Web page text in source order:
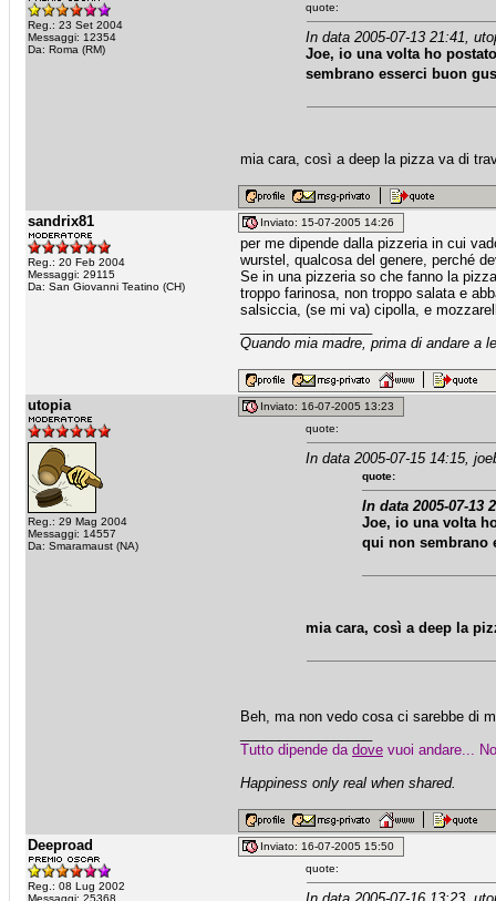
Reg.: 23 Set 2004
Messaggi: 12354
Da: Roma (RM)
quote:
In data 2005-07-13 21:41,
Joe, io una volta ho
sembrano esserci buon
mia cara, così a deep la pizza va di
sandrix81
Reg.: 20 Feb 2004
Messaggi: 29115
Da: San Giovanni Teatino (CH)
Inviato: 15-07-2005 14:26
per me dipende dalla pizzeria in cui
wurstel, qualcosa del genere, perché
Se in una pizzeria so che fanno la
troppo farinosa, non troppo salata e
salsiccia, (se mi va) cipolla, e
Quando mia madre, prima di andare a
utopia
Reg.: 29 Mag 2004
Messaggi: 14557
Da: Smaramaust (NA)
Inviato: 16-07-2005 13:23
quote:
In data 2005-07-15 14:15,
quote:
In data 2005-07-13
Joe, io una volta
qui non sembrano
mia cara, così a deep la
Beh, ma non vedo cosa ci sarebbe di
Tutto dipende da dove vuoi andare...
Happiness only real when shared.
Deeproad
Reg.: 08 Lug 2002
Messaggi: 25368
Inviato: 16-07-2005 15:50
quote: